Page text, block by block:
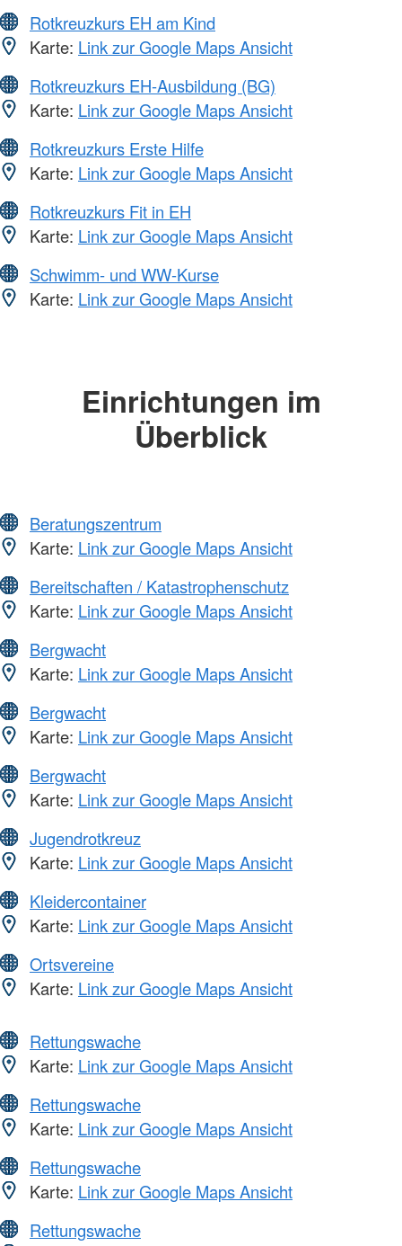
Rotkreuzkurs EH am Kind
Karte: Link zur Google Maps Ansicht
Rotkreuzkurs EH-Ausbildung (BG)
Karte: Link zur Google Maps Ansicht
Rotkreuzkurs Erste Hilfe
Karte: Link zur Google Maps Ansicht
Rotkreuzkurs Fit in EH
Karte: Link zur Google Maps Ansicht
Schwimm- und WW-Kurse
Karte: Link zur Google Maps Ansicht
Einrichtungen im
Überblick
Beratungszentrum
Karte: Link zur Google Maps Ansicht
Bereitschaften / Katastrophenschutz
Karte: Link zur Google Maps Ansicht
Bergwacht
Karte: Link zur Google Maps Ansicht
Bergwacht
Karte: Link zur Google Maps Ansicht
Bergwacht
Karte: Link zur Google Maps Ansicht
Jugendrotkreuz
Karte: Link zur Google Maps Ansicht
Kleidercontainer
Karte: Link zur Google Maps Ansicht
Ortsvereine
Karte: Link zur Google Maps Ansicht
Rettungswache
Karte: Link zur Google Maps Ansicht
Rettungswache
Karte: Link zur Google Maps Ansicht
Rettungswache
Karte: Link zur Google Maps Ansicht
Rettungswache